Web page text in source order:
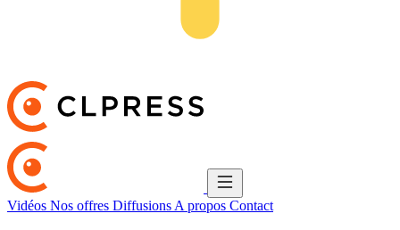
Vidéos Nos offres Diffusions A propos Contact